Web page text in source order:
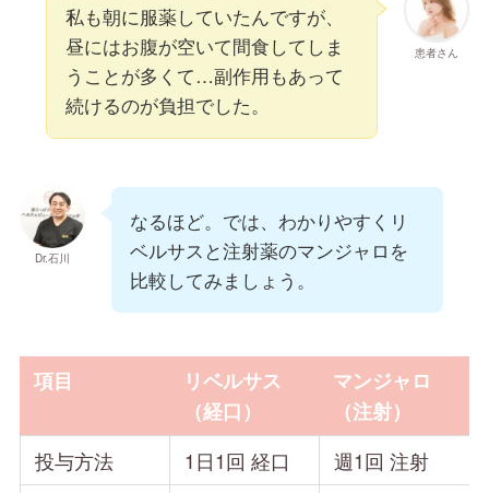
患者さん
私も朝に服薬していたんですが、
昼にはお腹が空いて間食してしま
うことが多くて…副作用もあって
続けるのが負担でした。
Dr.石川
なるほど。では、わかりやすくリ
ベルサスと注射薬のマンジャロを
比較してみましょう。
項目
リベルサス
（経口）
マンジャロ
（注射）
投与方法
1日1回 経口
週1回 注射